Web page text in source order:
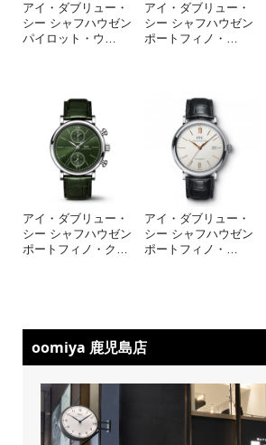
アイ・ダブリュー・
シー シャフハウゼン
パイロット・ウ …
アイ・ダブリュー・
シー シャフハウゼン
ポートフィノ・ …
アイ・ダブリュー・
シー シャフハウゼン
ポートフィノ・ク
アイ・ダブリュー・
シー シャフハウゼン
ポートフィノ・
oomiya 鹿児島店